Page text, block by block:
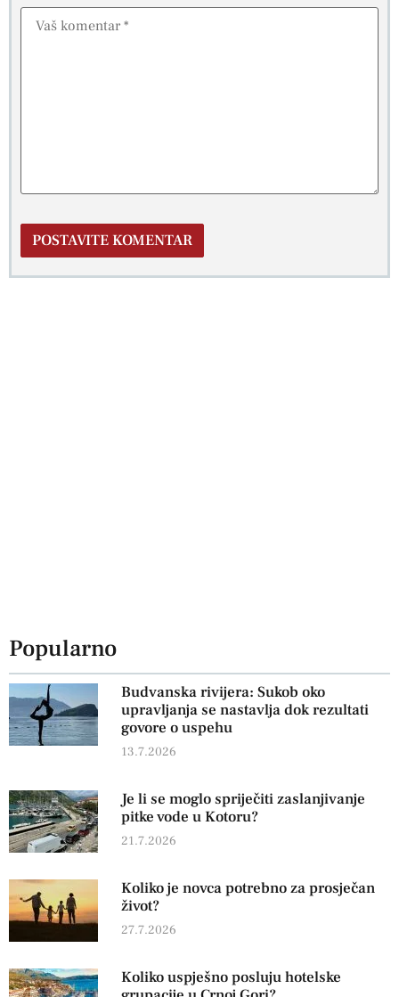
Popularno
Budvanska rivijera: Sukob oko
upravljanja se nastavlja dok rezultati
govore o uspehu
13.7.2026
Je li se moglo spriječiti zaslanjivanje
pitke vode u Kotoru?
21.7.2026
Koliko je novca potrebno za prosječan
život?
27.7.2026
Koliko uspješno posluju hotelske